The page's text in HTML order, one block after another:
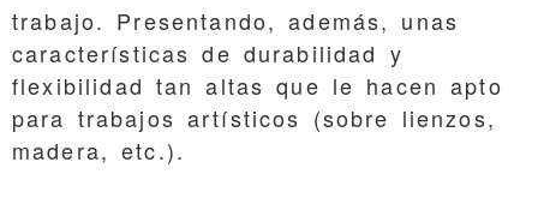
trabajo. Presentando, además, unas
características de durabilidad y
flexibilidad tan altas que le hacen apto
para trabajos artísticos (sobre lienzos,
madera, etc.).